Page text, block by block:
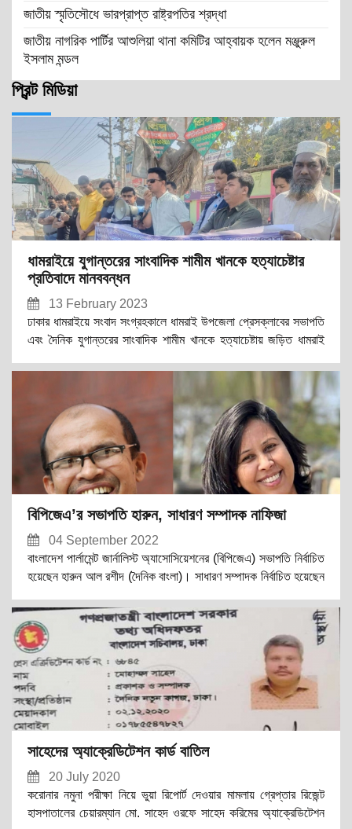
জাতীয় স্মৃতিসৌধে ভারপ্রাপ্ত রাষ্ট্রপতির শ্রদ্ধা
জাতীয় নাগরিক পার্টির আশুলিয়া থানা কমিটির আহ্বায়ক হলেন মঞ্জুরুল
ইসলাম মন্ডল
প্রিন্ট মিডিয়া
ধামরাইয়ে যুগান্তরের সাংবাদিক শামীম খানকে হত্যাচেষ্টার
প্রতিবাদে মানববন্ধন
13 February 2023
ঢাকার ধামরাইয়ে সংবাদ সংগ্রহকালে ধামরাই উপজেলা প্রেসক্লাবের সভাপতি
এবং দৈনিক যুগান্তরের সাংবাদিক শামীম খানকে হত্যাচেষ্টায় জড়িত ধামরাই
সদস্যদের গ্রেফতরের দাবিতে এবং পুলিশের সামনে প্রকাশ্যে সাংবাদিক হত্যা
চেষ্টার ঘটনায় ধামরাই থানায় মামলা নিতে কালক্ষেপণ করার প্রতিবাদে
মানববন্ধন ও বিক্ষোভ সমাবেশ করা হয়েছে।
বিপিজেএ’র সভাপতি হারুন, সাধারণ সম্পাদক নাফিজা
04 September 2022
বাংলাদেশ পার্লামেন্ট জার্নালিস্ট অ্যাসোসিয়েশনের (বিপিজেএ) সভাপতি নির্বাচিত
হয়েছেন হারুন আল রশীদ (দৈনিক বাংলা)। সাধারণ সম্পাদক নির্বাচিত হয়েছেন
নির্বাচিত হয়েছেন মসিউর রহমান খান (সমকাল)।
সাহেদের অ্যাক্রেডিটেশন কার্ড বাতিল
20 July 2020
করোনার নমুনা পরীক্ষা নিয়ে ভুয়া রিপোর্ট দেওয়ার মামলায় গ্রেপ্তার রিজেন্ট
হাসপাতালের চেয়ারম্যান মো. সাহেদ ওরফে সাহেদ করিমের অ্যাক্রেডিটেশন